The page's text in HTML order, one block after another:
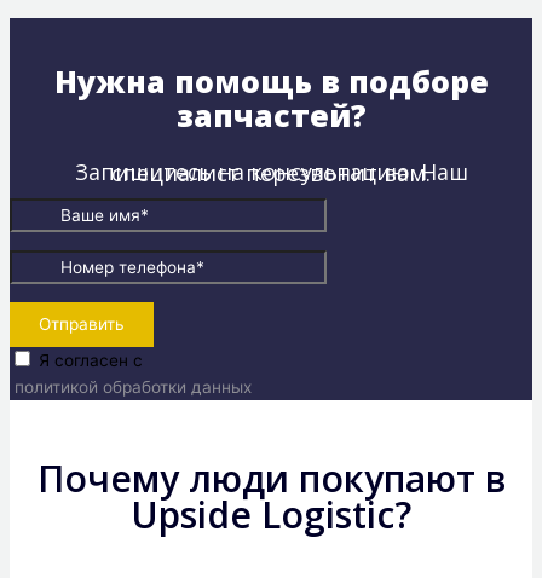
Нужна помощь в подборе
запчастей?
Запишитесь на консультацию. Наш специалист перезвонит вам.
Отправить
Я согласен с
политикой обработки данных
Почему люди покупают в
Upside Logistic?